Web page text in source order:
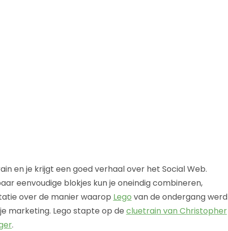
en je krijgt een goed verhaal over het Social Web.
eenvoudige blokjes kun je oneindig combineren,
over de manier waarop Lego van de ondergang werd
marketing. Lego stapte op de cluetrain van Christopher
.